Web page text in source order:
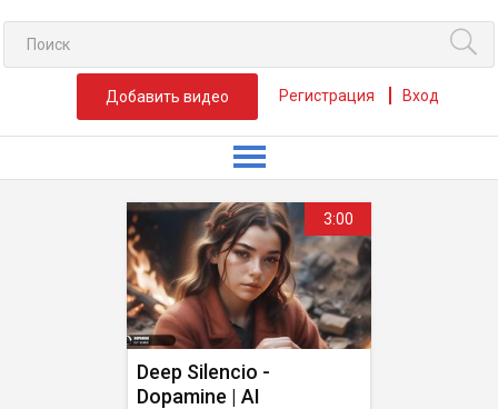
Добавить видео Регистрация Вход
3:00
Deep Silencio -
Dopamine | AI